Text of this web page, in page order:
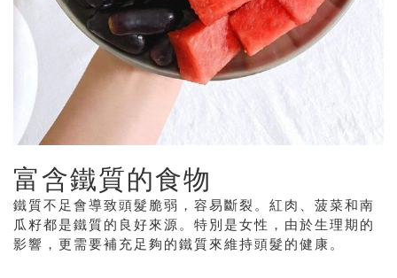
富含鐵質的食物
鐵質不足會導致頭髮脆弱，容易斷裂。紅肉、菠菜和南
瓜籽都是鐵質的良好來源。特別是女性，由於生理期的
影響，更需要補充足夠的鐵質來維持頭髮的健康。